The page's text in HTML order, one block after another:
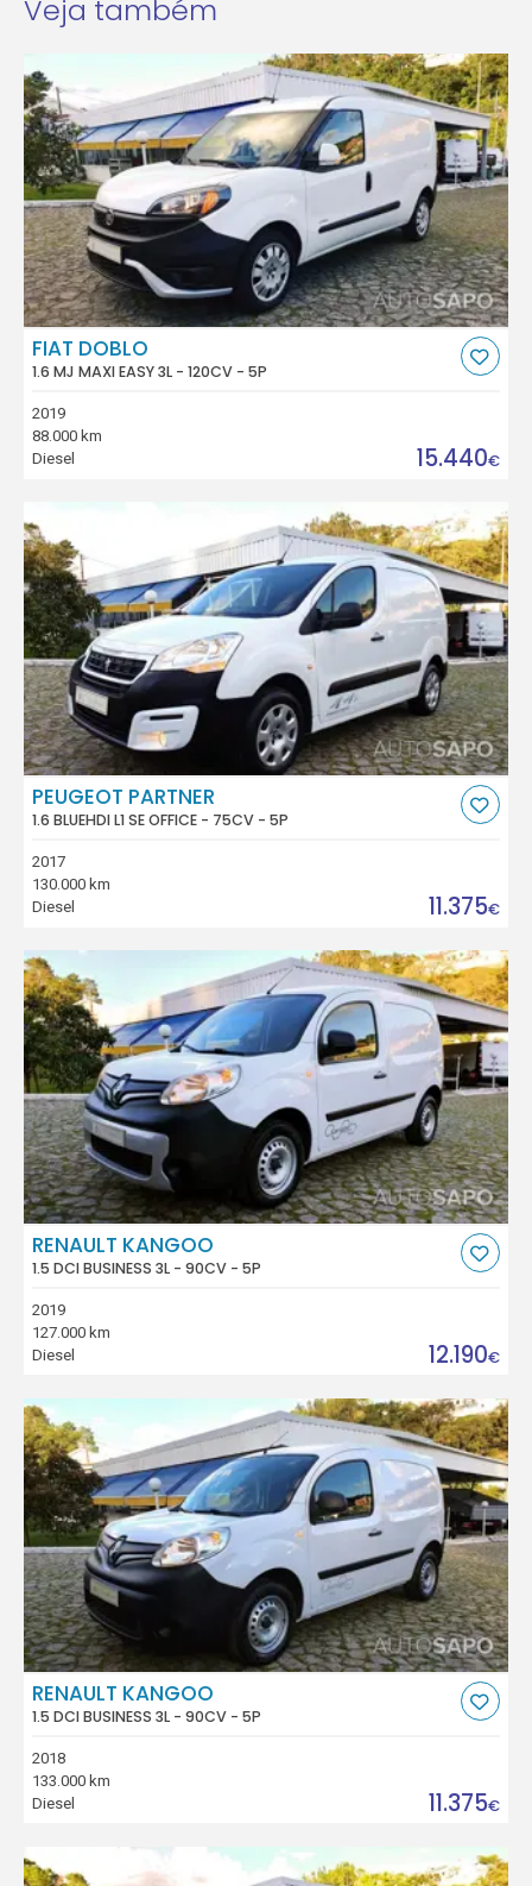
Veja também
FIAT DOBLO
1.6 MJ MAXI EASY 3L - 120CV - 5P
2019
88.000 km
Diesel
15.440€
PEUGEOT PARTNER
1.6 BLUEHDI L1 SE OFFICE - 75CV - 5P
2017
130.000 km
Diesel
11.375€
RENAULT KANGOO
1.5 DCI BUSINESS 3L - 90CV - 5P
2019
127.000 km
Diesel
12.190€
RENAULT KANGOO
1.5 DCI BUSINESS 3L - 90CV - 5P
2018
133.000 km
Diesel
11.375€